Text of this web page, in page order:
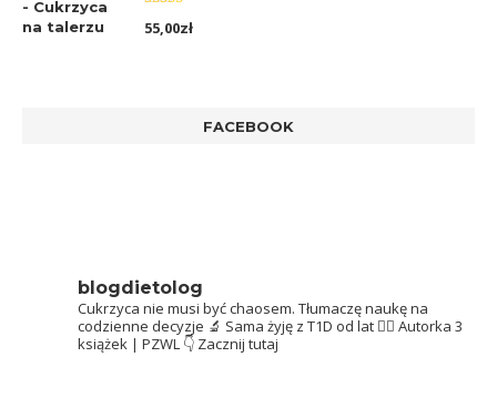
Oceniono
5.00na 5
55,00zł
FACEBOOK
blogdietolog
Cukrzyca nie musi być chaosem. Tłumaczę naukę na
codzienne decyzje 🔬 Sama żyję z T1D od lat 👩‍⚕️ Autorka 3
książek | PZWL 👇 Zacznij tutaj